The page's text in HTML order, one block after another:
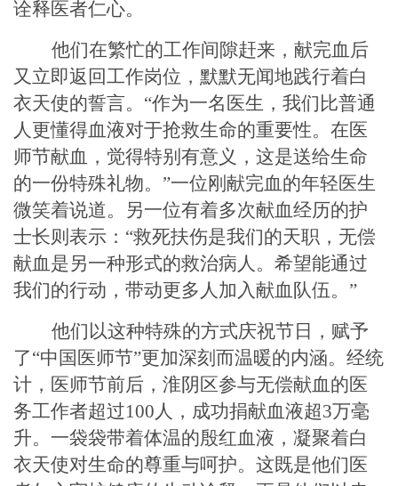
诠释医者仁心。
他们在繁忙的工作间隙赶来，献完血后
又立即返回工作岗位，默默无闻地践行着白
衣天使的誓言。 “作为一名医生，我们比普通
人更懂得血液对于抢救生命的重要性。在医
师节献血，觉得特别有意义，这是送给生命
的一份特殊礼物。”一位刚献完血的年轻医生
微笑着说道。另一位有着多次献血经历的护
士长则表示：“救死扶伤是我们的天职，无偿
献血是另一种形式的救治病人。希望能通过
我们的行动，带动更多人加入献血队伍。”
他们以这种特殊的方式庆祝节日，赋予
了“中国医师节”更加深刻而温暖的内涵。经统
计，医师节前后，淮阴区参与无偿献血的医
务工作者超过100人，成功捐献血液超3万毫
升。一袋袋带着体温的殷红血液，凝聚着白
衣天使对生命的尊重与呵护。这既是他们医